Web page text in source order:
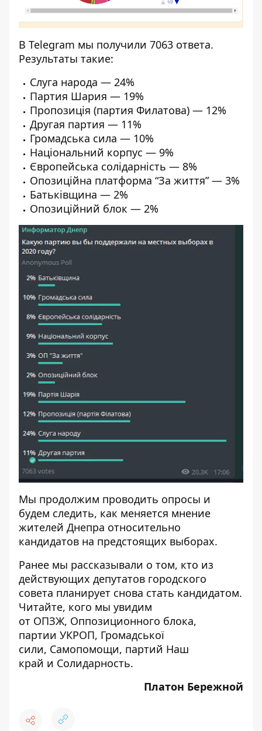
В Telegram мы получили 7063 ответа.
Результаты такие:
Слуга народа — 24%
Партия Шария — 19%
Пропозиція (партия Филатова) — 12%
Другая партия — 11%
Громадська сила — 10%
Національний корпус — 9%
Європейська солідарність — 8%
Опозиційна платформа “За життя” — 3%
Батьківщина — 2%
Опозиційний блок — 2%
Мы продолжим проводить опросы и
будем следить, как меняется мнение
жителей Днепра относительно
кандидатов на предстоящих выборах.
Ранее мы рассказывали о том, кто из
действующих депутатов городского
совета планирует снова стать кандидатом.
Читайте, кого мы увидим
от ОПЗЖ, Оппозиционного блока,
партии УКРОП, Громадської
сили, Самопомощи, партий Наш
край и Солидарность.
Платон Бережной